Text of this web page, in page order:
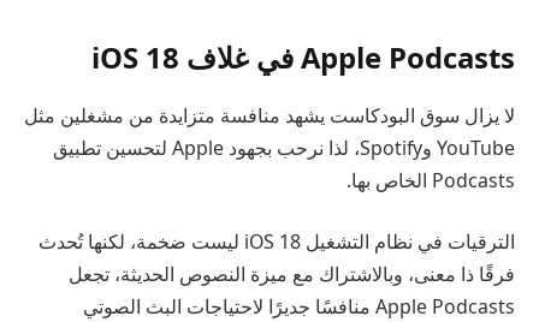
Apple Podcasts في غلاف iOS 18
لا يزال سوق البودكاست يشهد منافسة متزايدة من مشغلين مثل
YouTube وSpotify، لذا نرحب بجهود Apple لتحسين تطبيق
Podcasts الخاص بها.
الترقيات في نظام التشغيل iOS 18 ليست ضخمة، لكنها تُحدث
فرقًا ذا معنى، وبالاشتراك مع ميزة النصوص الحديثة، تجعل
Apple Podcasts منافسًا جديرًا لاحتياجات البث الصوتي